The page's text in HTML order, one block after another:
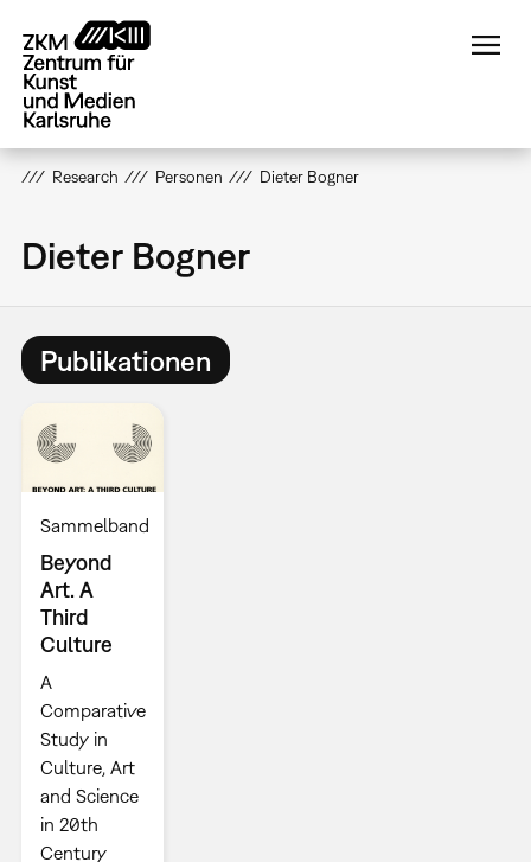
zum
Inhalt
Research Personen Dieter Bogner
Dieter Bogner
Publikationen
Sammelband
Beyond
Art. A
Third
Culture
A
Comparative
Study in
Culture, Art
and Science
in 20th
Century